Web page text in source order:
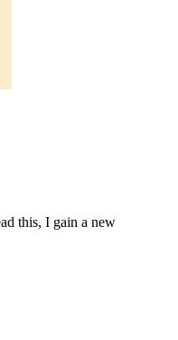
this, I gain a new